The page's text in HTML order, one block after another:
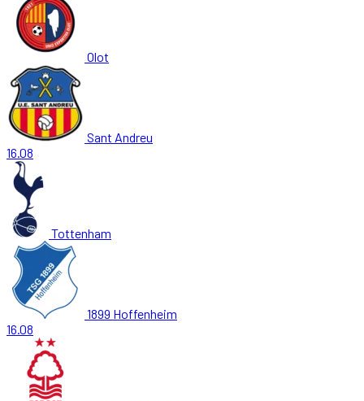
Olot
Sant Andreu
16.08
Tottenham
1899 Hoffenheim
16.08